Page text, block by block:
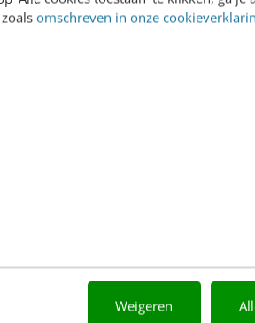
omschreven in onze
Weigeren
contentmarketing
is het goed om alvast
je. Maar wil je écht impact
en optimaliseren op een
voor het voetlicht brengt,
Dan heb
trajecten te voorkomen,
wat je wil bereiken en
Eerst je doelstelling: